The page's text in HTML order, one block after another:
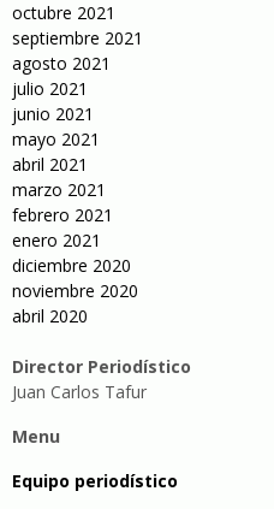
octubre 2021
septiembre 2021
agosto 2021
julio 2021
junio 2021
mayo 2021
abril 2021
marzo 2021
febrero 2021
enero 2021
diciembre 2020
noviembre 2020
abril 2020
Director Periodístico
Juan Carlos Tafur
Menu
Equipo periodístico